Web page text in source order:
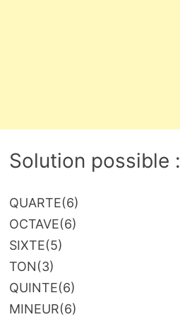
Solution possible :
QUARTE(6)
OCTAVE(6)
SIXTE(5)
TON(3)
QUINTE(6)
MINEUR(6)